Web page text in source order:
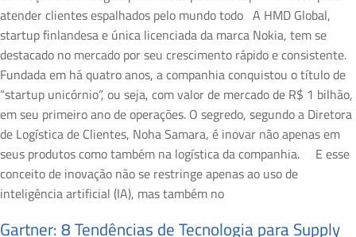
atender clientes espalhados pelo mundo todo A HMD Global,
startup finlandesa e única licenciada da marca Nokia, tem se
destacado no mercado por seu crescimento rápido e consistente.
Fundada em há quatro anos, a companhia conquistou o título de
“startup unicórnio”, ou seja, com valor de mercado de R$ 1 bilhão,
em seu primeiro ano de operações. O segredo, segundo a Diretora
de Logística de Clientes, Noha Samara, é inovar não apenas em
seus produtos como também na logística da companhia. E esse
conceito de inovação não se restringe apenas ao uso de
inteligência artificial (IA), mas também no
Gartner: 8 Tendências de Tecnologia para Supply